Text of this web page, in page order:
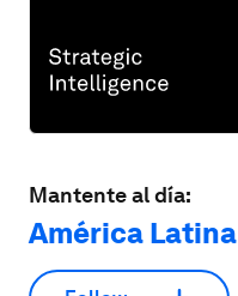
Mantente al día:
América Latina